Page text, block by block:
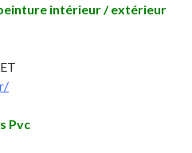
intérieur / extérieur
Pvc